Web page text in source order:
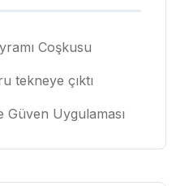
Coşkusu
tekneye çıktı
Güven Uygulaması